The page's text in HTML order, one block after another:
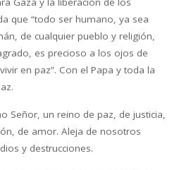
que “todo ser humano, ya sea
de cualquier pueblo y religión,
es precioso a los ojos de
en paz”. Con el Papa y toda la
Señor, un reino de paz, de justicia,
de amor. Aleja de nosotros
y destrucciones.